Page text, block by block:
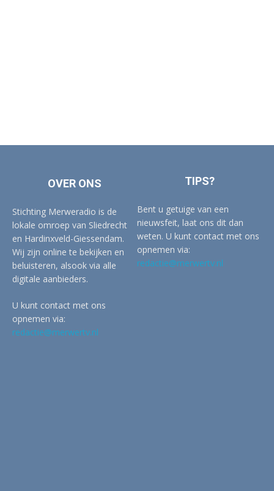
OVER ONS
Stichting Merweradio is de
lokale omroep van Sliedrecht
en Hardinxveld-Giessendam.
Wij zijn online te bekijken en
beluisteren, alsook via alle
digitale aanbieders.
U kunt contact met ons
opnemen via:
redactie@merwertv.nl
TIPS?
Bent u getuige van een
nieuwsfeit, laat ons dit dan
weten. U kunt contact met ons
opnemen via:
redactie@merwertv.nl